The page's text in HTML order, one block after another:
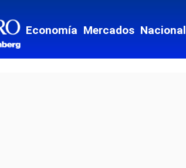
Economía Mercados Nacional
Email
Facebook
Twitter
LinkedIn
global.social-whatsapp